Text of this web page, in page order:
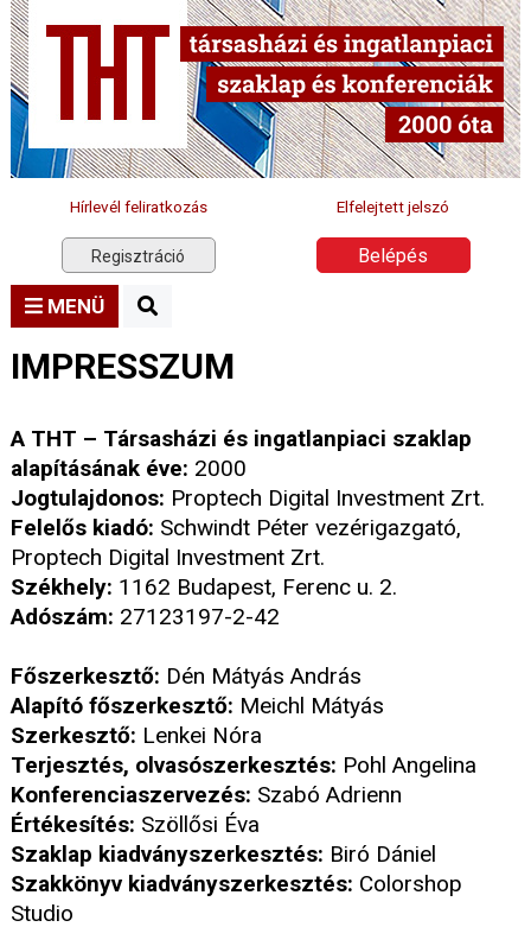
Hírlevél feliratkozás Elfelejtett jelszó
Regisztráció Belépés
MENÜ
IMPRESSZUM
A THT – Társasházi és ingatlanpiaci szaklap
alapításának éve: 2000
Jogtulajdonos: Proptech Digital Investment Zrt.
Felelős kiadó: Schwindt Péter vezérigazgató,
Proptech Digital Investment Zrt.
Székhely: 1162 Budapest, Ferenc u. 2.
Adószám: 27123197-2-42
Főszerkesztő: Dén Mátyás András
Alapító főszerkesztő: Meichl Mátyás
Szerkesztő: Lenkei Nóra
Terjesztés, olvasószerkesztés: Pohl Angelina
Konferenciaszervezés: Szabó Adrienn
Értékesítés: Szöllősi Éva
Szaklap kiadványszerkesztés: Biró Dániel
Szakkönyv kiadványszerkesztés: Colorshop
Studio